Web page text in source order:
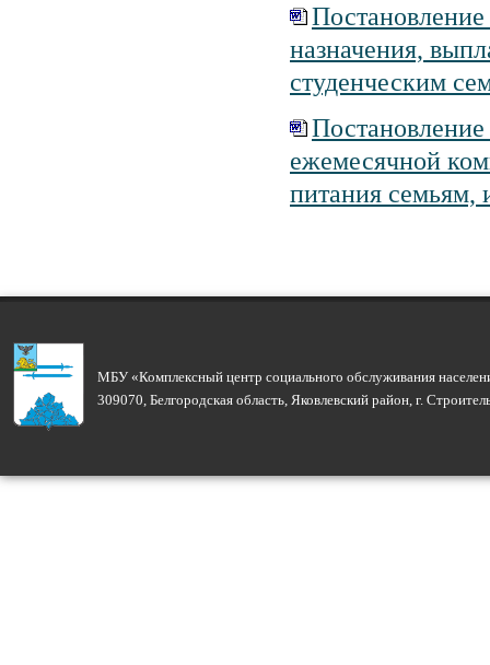
назначения,
студенческим
ежемесячной
питания семьям,
МБУ «Комплексный центр социального обслуживания
309070, Белгородская область, Яковлевский район, г.